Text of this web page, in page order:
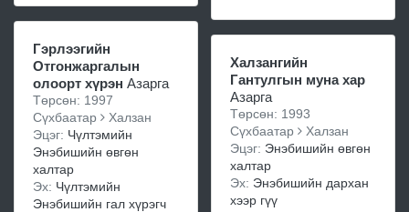
Гэрлээгийн
Отгонжаргалын
олоорт хүрэн Азарга
Төрсөн: 1997
Сүхбаатар
Халзан
Эцэг: Чүлтэмийн
Энэбишийн өвгөн
халтар
Эх: Чүлтэмийн
Энэбишийн гал хүрэгч
Халзангийн
Гантулгын муна хар
Азарга
Төрсөн: 1993
Сүхбаатар
Халзан
Эцэг: Энэбишийн өвгөн
халтар
Эх: Энэбишийн дархан
хээр гүү